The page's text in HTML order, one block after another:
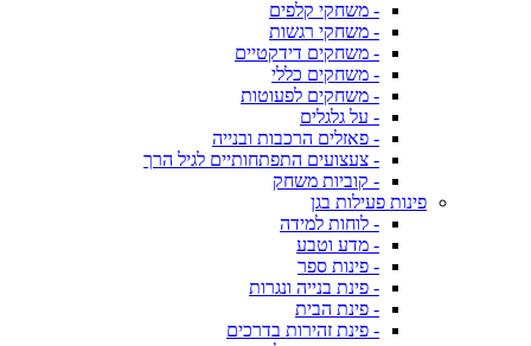
- משחקי קלפים
- משחקי רגשות
- משחקים דידקטיים
- משחקים כללי
- משחקים לפעוטות
- על גלגלים
- פאזלים הרכבות ובנייה
- צעצועים התפתחותיים לגיל הרך
- קוביות משחק
פינות פעילות בגן
- לוחות למידה
- מדע וטבע
- פינות ספר
- פינת בנייה ונגרות
- פינת הבית
- פינת זהירות בדרכים